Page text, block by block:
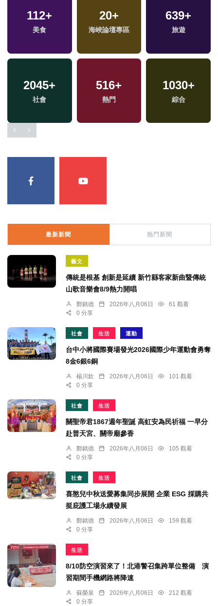
112+
美食
20+
海峽論壇專區
639+
旅遊
2045+
社會
516+
熱門
1030+
綜合
最新新聞 熱門新聞
藝文
傳統是根基 創新是延續 新竹縣客家新曲暨傳統
山歌音樂會8/9熱力開唱
鄭銘德 2026年八月06日
61 觀看
0 分享
社會 生活 運動
台中小將國際賽場發光2026國際少年運動會勇奪
8金6銀6銅
楊川欽 2026年八月06日
101 觀看
0 分享
社會 生活
關聖帝君1867週年聖誕 高虹安為民祈福 一早分
赴普天宮、關帝廟參香
鄭銘德 2026年八月06日
105 觀看
0 分享
社會 生活
喜憨兒中秋送愛募集同步展開 企業 ESG 採購共
挺庇護工場永續發展
鄭銘德 2026年八月06日
159 觀看
0 分享
生活
8/10防空演習來了！北港警召集跨單位整備 演
習期間手機網路將降速
蘇榮泉 2026年八月06日
212 觀看
0 分享